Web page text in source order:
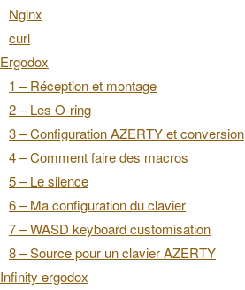
Nginx
curl
Ergodox
1 – Réception et montage
2 – Les O-ring
3 – Configuration AZERTY et conversion
4 – Comment faire des macros
5 – Le silence
6 – Ma configuration du clavier
7 – WASD keyboard customisation
8 – Source pour un clavier AZERTY
Infinity ergodox